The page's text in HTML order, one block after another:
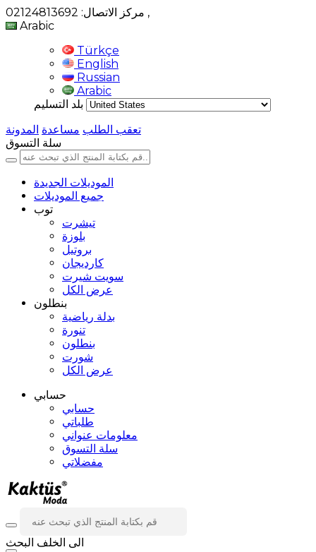
,
Arabic
Türkçe
English
Russian
Arabic
بلد التسليم
تعقب الطلب مساعدة المدونة
سلة التسوق
الموديلات الجديدة
جميع الموديلات
توب
تيشرت
بلوزة
بروتيل
كارديجان
سويت شيرت
عرض الكل
بنطلون
بدلة رياضية
تنورة
بنطلون
شورت
عرض الكل
حسابي
حسابي
طلباتي
معلومات عنواني
سلة التسوق
مفضلاتي
الى الخلف البحث